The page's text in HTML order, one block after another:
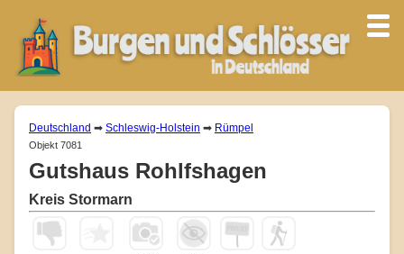
Deutschland ➡ Schleswig-Holstein ➡ Rümpel
Objekt 7081
Gutshaus Rohlfshagen
Kreis Stormarn